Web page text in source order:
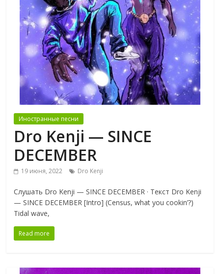
Иностранные песни
Dro Kenji — SINCE
DECEMBER
19 июня, 2022 Dro Kenji
Слушать Dro Kenji — SINCE DECEMBER · Текст Dro Kenji
— SINCE DECEMBER [Intro] (Census, what you cookin’?)
Tidal wave,
Read more